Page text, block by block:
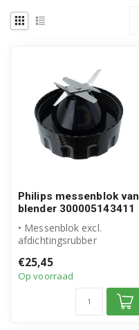
Philips messenblok van
blender 300005143411
• Messenblok excl.
afdichtingsrubber
€25,45
Op voorraad